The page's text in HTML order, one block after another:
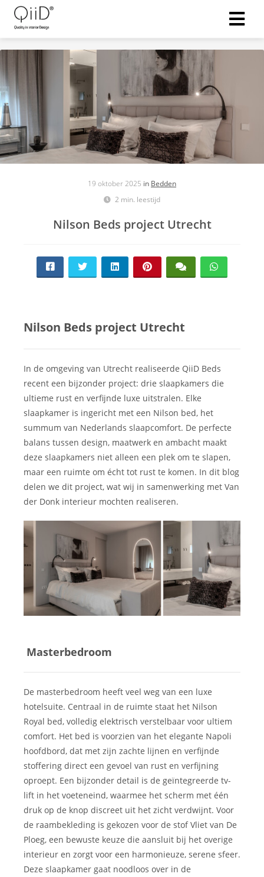
19 oktober 2025 in Bedden
2 min. leestijd
Nilson Beds project Utrecht
Nilson Beds project Utrecht
In de omgeving van Utrecht realiseerde QiiD Beds
recent een bijzonder project: drie slaapkamers die
ultieme rust en verfijnde luxe uitstralen. Elke
slaapkamer is ingericht met een Nilson bed, het
summum van Nederlands slaapcomfort. De perfecte
balans tussen design, maatwerk en ambacht maakt
deze slaapkamers niet alleen een plek om te slapen,
maar een ruimte om écht tot rust te komen. In dit blog
delen we dit project, wat wij in samenwerking met Van
der Donk interieur mochten realiseren.
Masterbedroom
De masterbedroom heeft veel weg van een luxe
hotelsuite. Centraal in de ruimte staat het Nilson
Royal bed, volledig elektrisch verstelbaar voor ultiem
comfort. Het bed is voorzien van het elegante Napoli
hoofdbord, dat met zijn zachte lijnen en verfijnde
stoffering direct een gevoel van rust en verfijning
oproept. Een bijzonder detail is de geïntegreerde tv-
lift in het voeteneind, waarmee het scherm met één
druk op de knop discreet uit het zicht verdwijnt. Voor
de raambekleding is gekozen voor de stof Vliet van De
Ploeg, een bewuste keuze die aansluit bij het overige
interieur en zorgt voor een harmonieuze, serene sfeer.
Deze slaapkamer gaat noodloos over in de